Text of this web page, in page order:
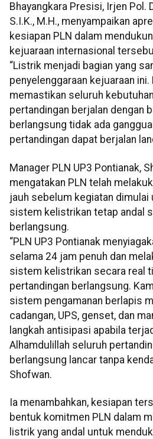
Bhayangkara Presisi, Irjen Pol.
S.I.K., M.H., menyampaikan
kesiapan PLN dalam
kejuaraan internasional
“Listrik menjadi bagian yang
penyelenggaraan kejuaraan ini.
memastikan seluruh
pertandingan berjalan dengan
berlangsung tidak ada
pertandingan dapat berjalan
Manager PLN UP3 Pontianak,
mengatakan PLN telah
jauh sebelum kegiatan
sistem kelistrikan tetap andal
berlangsung.
“PLN UP3 Pontianak
selama 24 jam penuh dan
sistem kelistrikan secara real
pertandingan berlangsung.
sistem pengamanan berlapis
cadangan, UPS, genset, dan
langkah antisipasi apabila
Alhamdulillah seluruh
berlangsung lancar tanpa
Shofwan.
Ia menambahkan, kesiapan
bentuk komitmen PLN dalam
listrik yang andal untuk